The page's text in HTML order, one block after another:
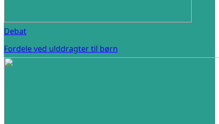
Debat
Fordele ved ulddragter til børn